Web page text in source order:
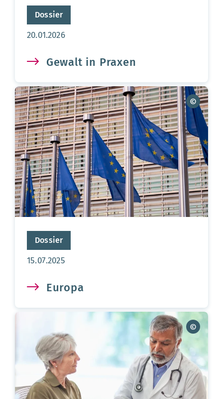
Dossier
Aktualisierungsdatum:
20.01.2026
Gewalt in Praxen
Dossier
Aktualisierungsdatum:
15.07.2025
Europa